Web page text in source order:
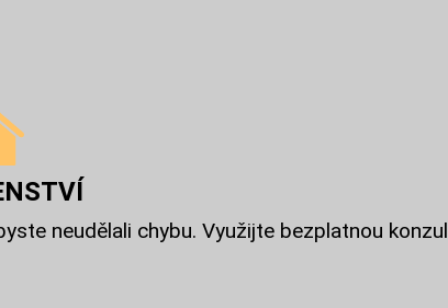
neudělali chybu. Využijte bezplatnou